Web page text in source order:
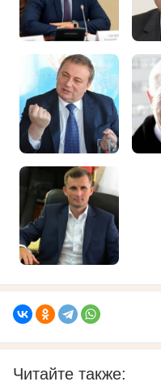
Читайте также: